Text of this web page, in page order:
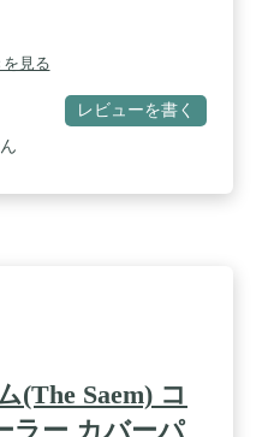
見る
レビューを書く
(The Saem) コ
ラー カバーパ